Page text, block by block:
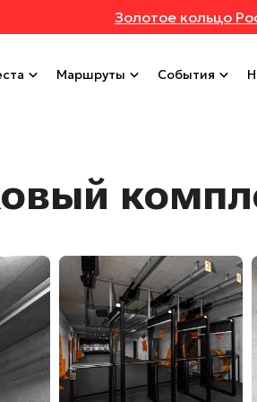
Золотое кольцо
Маршруты События